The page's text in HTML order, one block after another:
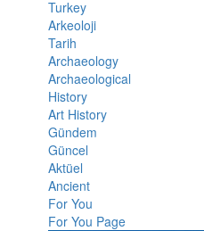
Turkey
Arkeoloji
Tarih
Archaeology
Archaeological
History
Art History
Gündem
Güncel
Aktüel
Ancient
For You
For You Page